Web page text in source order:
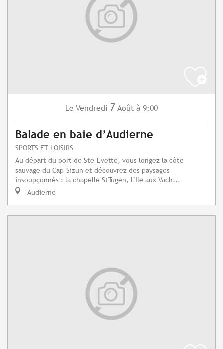
Le Vendredi 7 Août à 9:00
Balade en baie d’Audierne
SPORTS ET LOISIRS
Au départ du port de Ste-Evette, vous longez la côte
sauvage du Cap-Sizun et découvrez des paysages
insoupçonnés : la chapelle StTugen, l’Ile aux Vach...
Audierne